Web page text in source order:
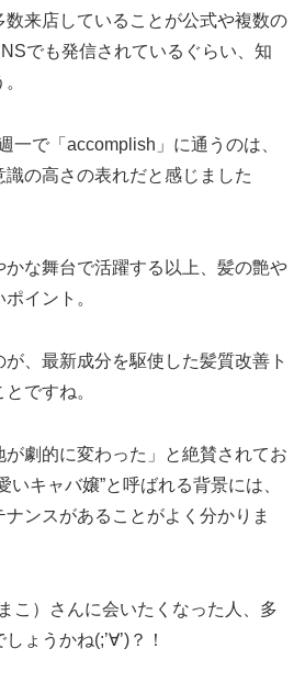
数来店していることが公式や複数の
でも発信されているぐらい、知
一で「accomplish」に通うのは、
の高さの表れだと感じました
かな舞台で活躍する以上、髪の艶や
イント。
、最新成分を駆使した髪質改善ト
ですね。
劇的に変わった」と絶賛されてお
いキャバ嬢”と呼ばれる背景には、
ンスがあることがよく分かりま
こ）さんに会いたくなった人、多
ょうかね(;’∀’)？！